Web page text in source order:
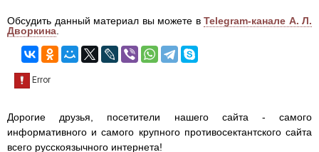
Обсудить данный материал вы можете в Telegram-канале А. Л.
Дворкина
Дорогие друзья, посетители нашего сайта - самого
информативного и самого крупного противосектантского сайта
всего русскоязычного интернета!